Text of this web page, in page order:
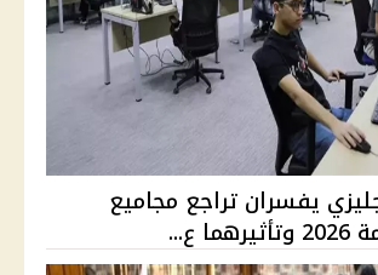
يفسران تراجع مجاميع
ع...